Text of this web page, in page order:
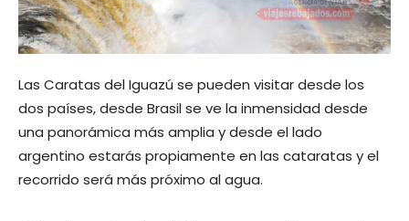
Las Caratas del Iguazú se pueden visitar desde los
dos países, desde Brasil se ve la inmensidad desde
una panorámica más amplia y desde el lado
argentino estarás propiamente en las cataratas y el
recorrido será más próximo al agua.